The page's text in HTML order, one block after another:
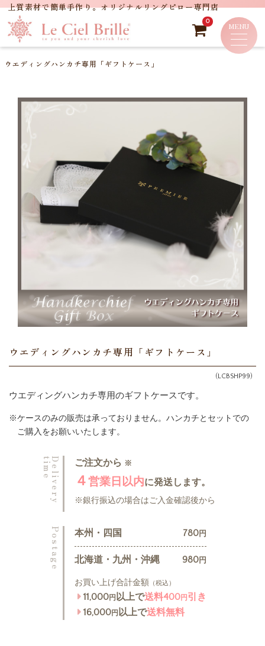
0
ウエディングハンカチ専用「ギフトケース」
ウエディングハンカチ専用「ギフトケース」
(LCBSHP99)
ウエディングハンカチ専用のギフトケースです。
ケースのみの販売は承っておりません。ハンカチとセットでの
ご購入をお願いいたします。
Delivery
time ご注文から ※
４営業日以内に発送します。
銀行振込の場合はご入金確認後から
Postage 本州・四国 780円
北海道・九州・沖縄 980 円
お買い上げ合計金額 （税込）
11,000円 以上で送料400円 引き
16,000円 以上で送料無料